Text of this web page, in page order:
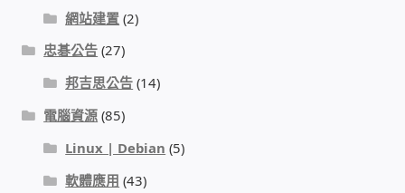
監視器租賃方案
防盜保全-安防設備
昇銳電子(HI SHARP)智慧科技
鎧鋒企業(KCA)智能監視系統
網站建置 (2)
忠碁公告 (27)
邦吉思公告 (14)
電腦資源 (85)
Linux | Debian (5)
軟體應用 (43)